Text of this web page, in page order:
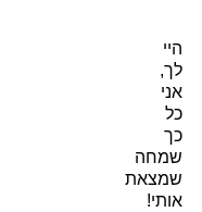
היי
לך,
אני
כל
כך
שמחה
שמצאת
אותי!